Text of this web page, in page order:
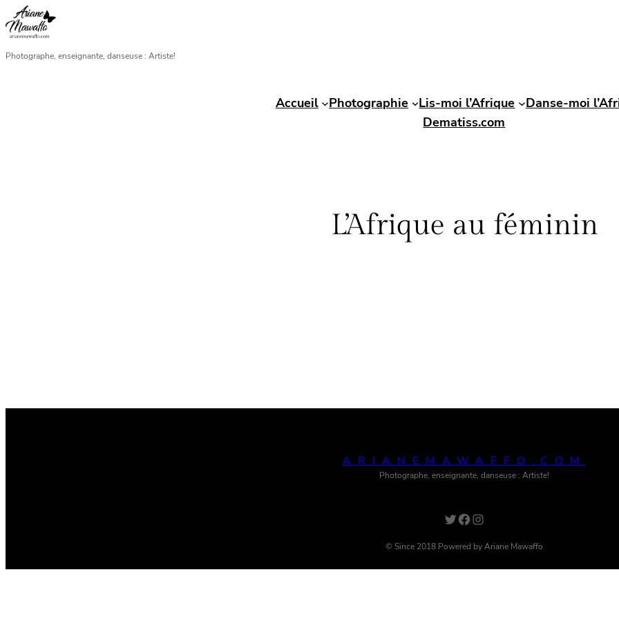
Aller
au
contenu
Photographe, enseignante, danseuse : Artiste!
Accueil Photographie Lis-moi l’Afrique
Danse-moi
Dematiss.com
L’Afrique au féminin
ARIANEMAWAFFO.COM
Photographe, enseignante, danseuse : Artiste!
Twitter Facebook Instagram
© Since 2018 Powered by Ariane Mawaffo